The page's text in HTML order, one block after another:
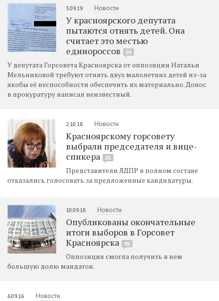
3.09.19 Новости
У красноярского депутата
пытаются отнять детей. Она
считает это местью
единороссов
59
У депутата Горсовета Красноярска от оппозиции Натальи
Мельниковой требуют отнять двух малолетних детей из-за
якобы её неспособности обеспечить их материально. Донос
в прокуратуру написал неизвестный.
2.10.18 Новости
Красноярскому горсовету
выбрали председателя и вице-
спикера
26
Представители ЛДПР в полном составе
отказались голосовать за предложенные кандидатуры.
10.09.18 Новости
Опубликованы окончательные
итоги выборов в Горсовет
Красноярска
95
Оппозиция смогла получить в нем
большую долю мандатов.
6.09.16 Новости